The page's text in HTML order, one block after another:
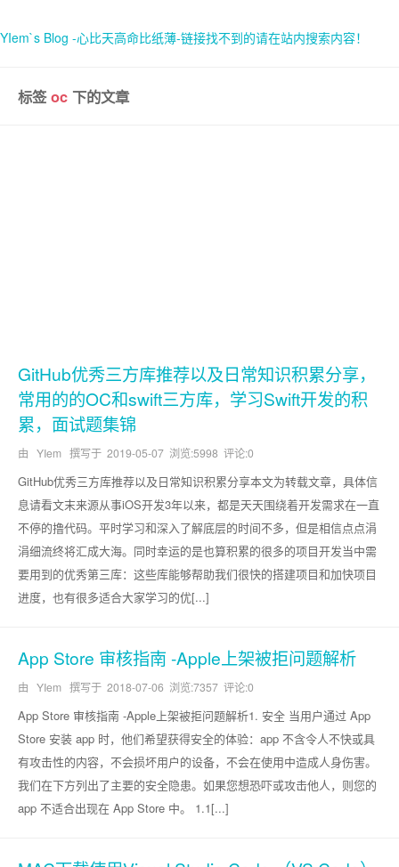
YIem`s Blog -心比天高命比纸薄-链接找不到的请在站内搜索内容！
首页
标签oc 下的文章
GitHub优秀三方库推荐以及日常知识积累分享，
常用的的OC和swift三方库，学习Swift开发的积
累，面试题集锦
由 YIem 撰写于 2019-05-07 浏览:5998 评论:0
GitHub优秀三方库推荐以及日常知识积累分享本文为转载文章，具体信
息请看文末来源从事iOS开发3年以来，都是天天围绕着开发需求在一直
不停的撸代码。平时学习和深入了解底层的时间不多，但是相信点点涓
涓细流终将汇成大海。同时幸运的是也算积累的很多的项目开发当中需
要用到的优秀第三库：这些库能够帮助我们很快的搭建项目和加快项目
进度，也有很多适合大家学习的优[...]
App Store 审核指南 -Apple上架被拒问题解析
由 YIem 撰写于 2018-07-06 浏览:7357 评论:0
App Store 审核指南 -Apple上架被拒问题解析1. 安全 当用户通过 App
Store 安装 app 时，他们希望获得安全的体验：app 不含令人不快或具
有攻击性的内容，不会损坏用户的设备，不会在使用中造成人身伤害。
我们在下方列出了主要的安全隐患。如果您想恐吓或攻击他人，则您的
app 不适合出现在 App Store 中。 1.1[...]